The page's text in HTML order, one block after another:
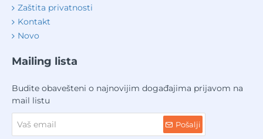
Zaštita privatnosti
Kontakt
Novo
Mailing lista
Budite obavešteni o najnovijim događajima prijavom na
mail listu
email
Pošalji